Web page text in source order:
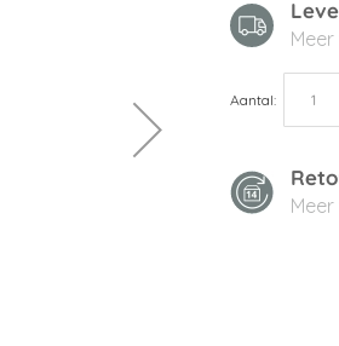
Aantal